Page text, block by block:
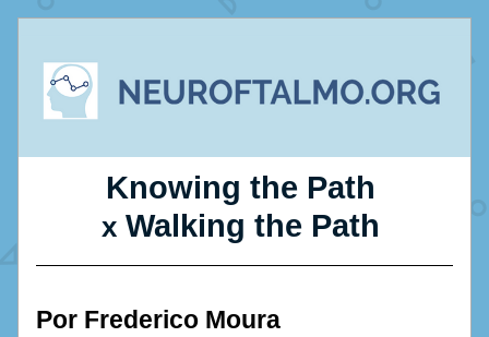
x Walking the Path
Por Frederico Moura